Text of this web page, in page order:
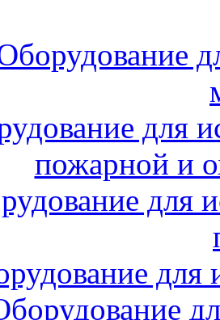
для
пожарной и
для
для